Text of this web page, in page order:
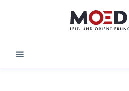
Zum Hauptinhalt springen